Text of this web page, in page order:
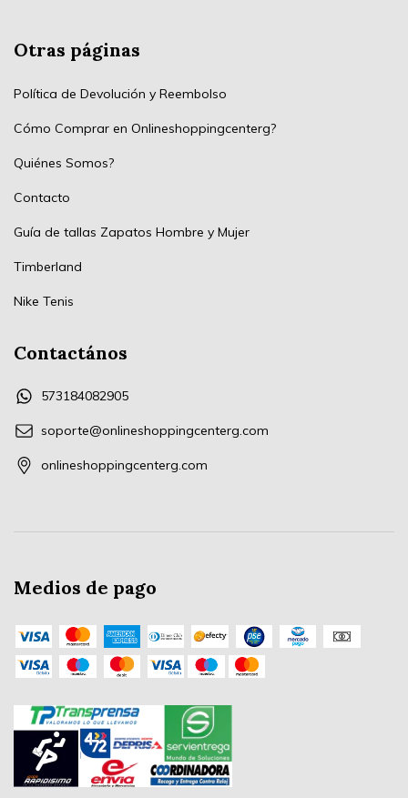
Otras páginas
Política de Devolución y Reembolso
Cómo Comprar en Onlineshoppingcenterg?
Quiénes Somos?
Contacto
Guía de tallas Zapatos Hombre y Mujer
Timberland
Nike Tenis
Contactános
573184082905
soporte@onlineshoppingcenterg.com
onlineshoppingcenterg.com
Medios de pago